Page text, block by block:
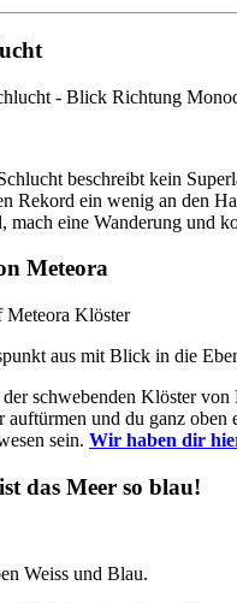
beschreibt kein
Rekord ein wenig an den
mach eine Wanderung und
Meteora
aus mit Blick in die
schwebenden Klöster
und du ganz
sein. Wir haben dir
das Meer so blau!
Weiss und Blau.